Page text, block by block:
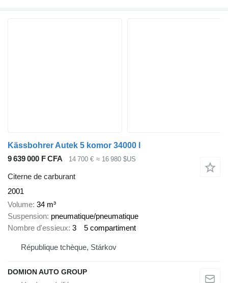
Kässbohrer Autek 5 komor 34000 l
9 639 000 F CFA
14 700 € ≈ 16 980 $US
Citerne de carburant
2001
Volume 34 m³
Suspension pneumatique/pneumatique
Nombre d'essieux 3 5 compartiment
République tchèque, Stárkov
DOMION AUTO GROUP